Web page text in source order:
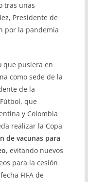
tras unas
Presidente de
por la pandemia
que pusiera en
como sede de la
de la
que
y Colombia
realizar la Copa
de vacunas para
, evitando nuevos
para la cesión
FIFA de